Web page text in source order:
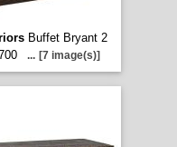
Buffet Bryant 2
... [7 image(s)]